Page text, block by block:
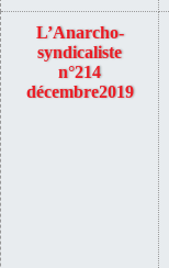
L’Anarcho-
syndicaliste
n°214
décembre2019